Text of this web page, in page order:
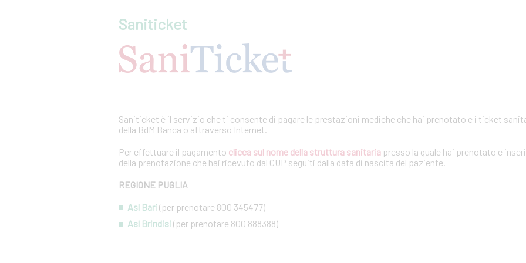
Saniticket
Saniticket è il servizio che ti consente di pagare le prestazioni mediche che hai prenotato e i ticket
della BdM Banca o attraverso Internet.
Per effettuare il pagamento clicca sul nome della struttura sanitaria presso la quale hai prenotato e
della prenotazione che hai ricevuto dal CUP seguiti dalla data di nascita del paziente.
REGIONE PUGLIA
Asl Bari (per prenotare 800 345477)
Asl Brindisi (per prenotare 800 888388)